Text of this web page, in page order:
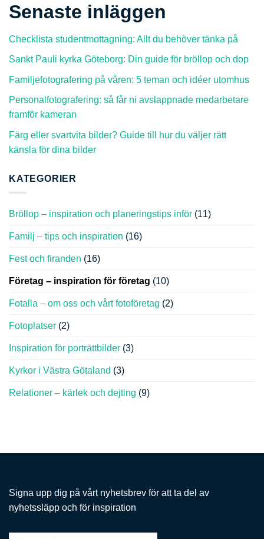
Senaste inläggen
Checklista studentmottagning: Allt du behöver tänka på
Sankt Pauli kyrka Göteborg: Din guide för bröllop och dop
Familjefotografering på våren: 5 teman och idéer utomhus
Personalfotografering: så får ni avslappnade medarbetare
framför kameran
Färg eller svartvita bilder? Guide till hur du väljer rätt
känsla för dina bilder
KATEGORIER
Bröllop – inspiration och planeringstips inför (11)
Familj – tips och inspiration (16)
Fest och firanden (16)
Företag – inspiration för företag (10)
Fotalla – om oss och vårt fotoföretag (2)
Fotoplatser (2)
Inspiration för porträttbilder (3)
Kyrkor i Västra Götaland (3)
Relationer – kärlek och dejting (9)
Signa upp dig på vårt nyhetsbrev för att ta del av
nyhetssläpp och för inspiration